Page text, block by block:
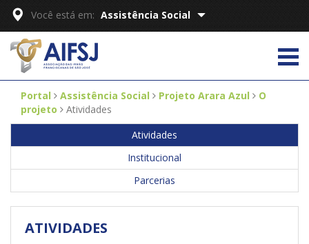
Você está em: Assistência Social
Portal Assistência Social Projeto Arara Azul
O
projeto
Atividades
Atividades
Institucional
Parcerias
ATIVIDADES